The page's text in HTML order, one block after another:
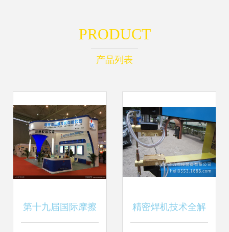
PRODUCT
产品列表
第十九届国际摩擦 精密焊机技术全解